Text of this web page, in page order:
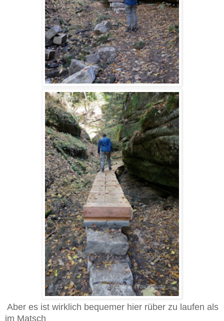
Aber es ist wirklich bequemer hier rüber zu laufen als
im Matsch